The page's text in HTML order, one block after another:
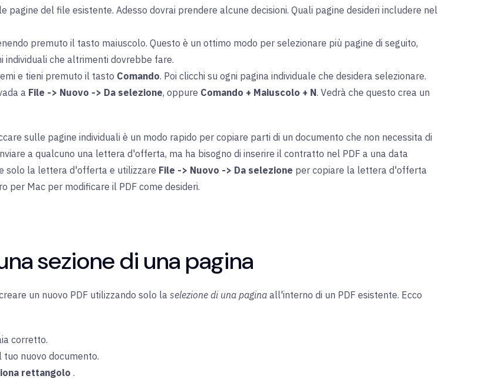
del file esistente. Adesso dovrai prendere alcune decisioni. Quali pagine desideri includere nel
premuto il tasto maiuscolo. Questo è un ottimo modo per selezionare più pagine di seguito,
che altrimenti dovrebbe fare.
e tieni premuto il tasto Comando. Poi clicchi su ogni pagina individuale che desidera selezionare.
a File -> Nuovo -> Da selezione, oppure Comando + Maiuscolo + N. Vedrà che questo crea un
sulle pagine individuali è un modo rapido per copiare parti di un documento che non necessita di
a qualcuno una lettera d'offerta, ma ha bisogno di inserire il contratto nel PDF a una data
solo la lettera d'offerta e utilizzare File -> Nuovo -> Da selezione per copiare la lettera d'offerta
per Mac per modificare il PDF come desideri.
sezione di una pagina
un nuovo PDF utilizzando solo la selezione di una pagina all'interno di un PDF esistente. Ecco
corretto.
nuovo documento.
rettangolo .